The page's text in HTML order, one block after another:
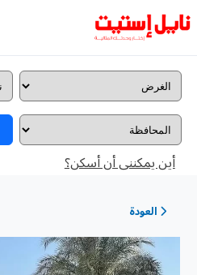
أين يمكننى أن أسكن؟
العودة